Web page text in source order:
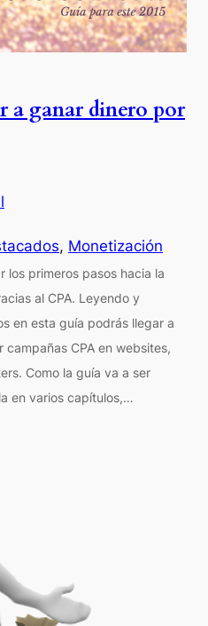
a ganar dinero por
, Monetización
los primeros pasos hacia la
al CPA. Leyendo y
en esta guía podrás llegar a
CPA en websites,
Como la guía va a ser
en varios capítulos,…